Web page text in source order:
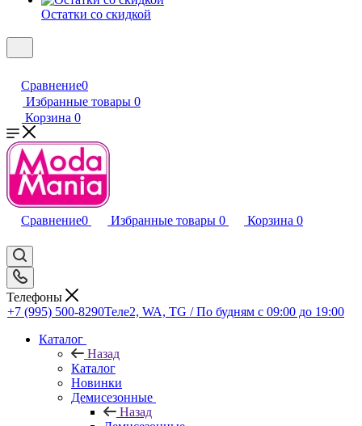
Остатки со скидкой
Сравнение0
Избранные товары 0
Корзина 0
Сравнение0 Избранные товары 0 Корзина 0
Телефоны
+7 (995) 500-8290Теле2, WA, TG / По будням c 09:00 до 19:00
Каталог
Назад
Каталог
Новинки
Демисезонные
Назад